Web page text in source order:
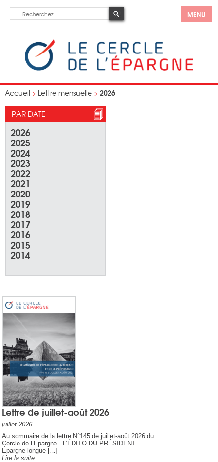
MENU
Accueil > Lettre mensuelle > 2026
PAR DATE
2026
2025
2024
2023
2022
2021
2020
2019
2018
2017
2016
2015
2014
Lettre de juillet-août 2026
juillet 2026
Au sommaire de la lettre N°145 de juillet-août 2026 du
Cercle de l’Épargne L’ÉDITO DU PRÉSIDENT
Épargne longue […]
Lire la suite